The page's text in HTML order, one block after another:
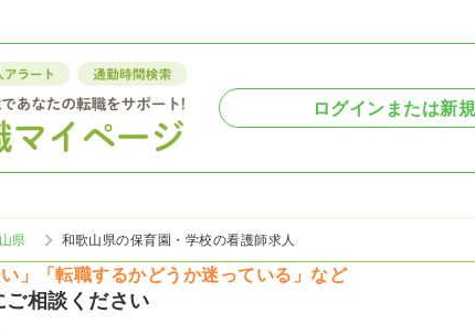
ログインまたは新
県 和歌山県の保育園・学校の看護師求人
」「転職するかどうか迷っている」など
ご相談ください